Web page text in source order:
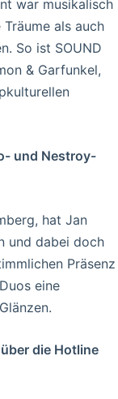
war musikalisch
als auch
So ist SOUND
& Garfunkel,
und Nestroy-
hat Jan
und dabei doch
Präsenz
eine
die Hotline